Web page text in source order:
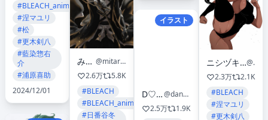
#BLEACH_anime
#涅マユリ
#松
#更木剣八
#藍染惣右
介
#浦原喜助
2024/12/01
みたらし
@mitarashi0000
2.6万
5.8K
#BLEACH
#BLEACH_anime
#日番谷冬
イラスト
D♡Bride 💕
@dangerousbride
2.5万
1.9K
ニシヅキ シノ@Phenøa｜フェノア｜4/24 Release📸
@sino24tsuki
2.3万
2.1K
#BLEACH
#涅マユリ
#更木剣八